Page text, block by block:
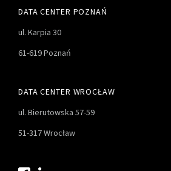
DATA CENTER POZNAŃ
ul. Karpia 30
61-619 Poznań
DATA CENTER WROCŁAW
ul. Bierutowska 57-59
51-317 Wrocław